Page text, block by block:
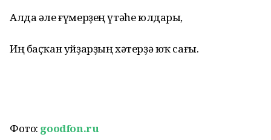
Алда әле ғүмерҙең үтәһе юлдары,
Иң баҫҡан уйҙарҙың хәтерҙә юҡ сағы.
Фото: goodfon.ru